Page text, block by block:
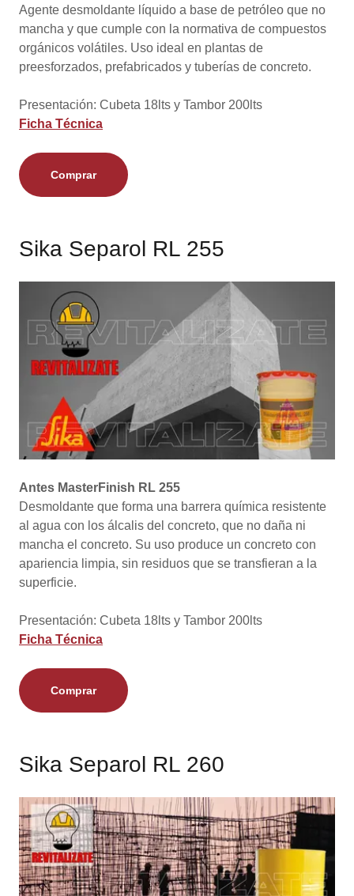
Agente desmoldante líquido a base de petróleo que no
mancha y que cumple con la normativa de compuestos
orgánicos volátiles. Uso ideal en plantas de
preesforzados, prefabricados y tuberías de concreto.
Presentación: Cubeta 18lts y Tambor 200lts
Ficha Técnica
Comprar
Sika Separol RL 255
Antes MasterFinish RL 255
Desmoldante que forma una barrera química resistente
al agua con los álcalis del concreto, que no daña ni
mancha el concreto. Su uso produce un concreto con
apariencia limpia, sin residuos que se transfieran a la
superficie.
Presentación: Cubeta 18lts y Tambor 200lts
Ficha Técnica
Comprar
Sika Separol RL 260